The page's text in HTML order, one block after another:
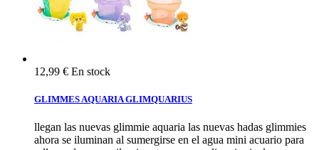
12,99 € En stock
GLIMMES AQUARIA GLIMQUARIUS
llegan las nuevas glimmie aquaria las nuevas hadas glimmies
ahora se iluminan al sumergirse en el agua mini acuario para